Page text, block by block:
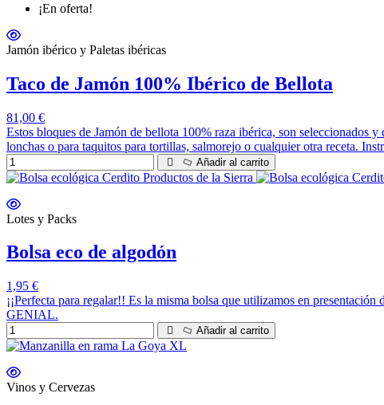
¡En oferta!
Jamón ibérico y Paletas ibéricas
Taco de Jamón 100% Ibérico de Bellota
81,00 €
Estos bloques de Jamón de bellota 100% raza ibérica, son seleccionados
lonchas o para taquitos para tortillas, salmorejo o cualquier otra receta.
Añadir al carrito
Lotes y Packs
Bolsa eco de algodón
1,95 €
¡¡Perfecta para regalar!! Es la misma bolsa que utilizamos en
GENIAL.
Añadir al carrito
Vinos y Cervezas